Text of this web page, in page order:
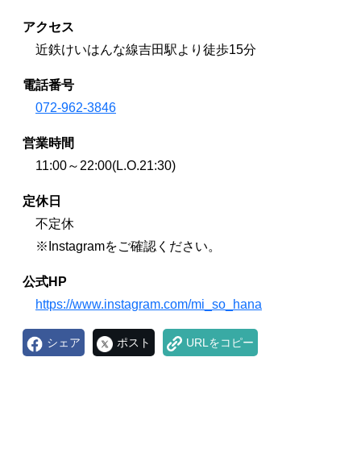
アクセス
近鉄けいはんな線吉田駅より徒歩15分
電話番号
072-962-3846
営業時間
11:00～22:00(L.O.21:30)
定休日
不定休
※Instagramをご確認ください。
公式HP
https://www.instagram.com/mi_so_hana
シェア ポスト URLをコピー